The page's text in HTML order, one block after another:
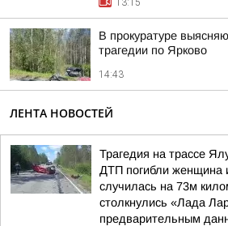
13:15
В прокуратуре
трагедии по Ярково
14:43
ЛЕНТА НОВОСТЕЙ
Трагедия на трассе
ДТП погибли женщина
случилась на 73м
столкнулись «Лада
предварительным